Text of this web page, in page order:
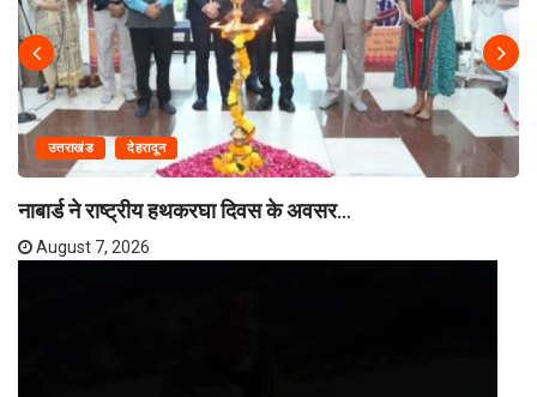
उत्तराखंड देहरादून
नाबार्ड ने राष्ट्रीय हथकरघा दिवस के अवसर...
August 7, 2026